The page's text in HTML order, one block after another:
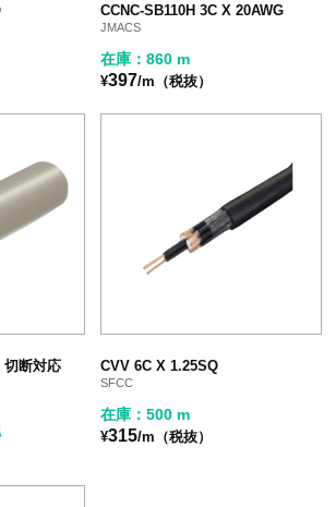
CCNC-SB110H 3C X 20AWG
JMACS
在庫：860 m
¥397/m（税抜）
切断対応
CVV 6C X 1.25SQ
SFCC
在庫：500 m
¥315/m（税抜）